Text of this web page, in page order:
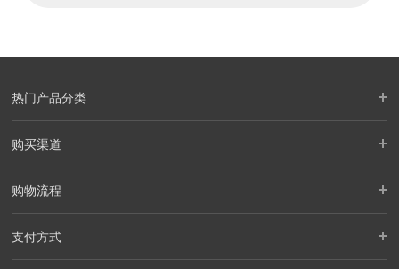
热门产品分类
购买渠道
购物流程
支付方式